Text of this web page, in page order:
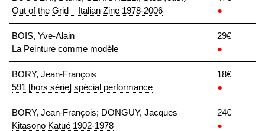
Out of the Grid – Italian Zine 1978-2006
●
BOIS, Yve-Alain
La Peinture comme modèle
29€
●
BORY, Jean-François
591 [hors série] spécial performance
18€
●
BORY, Jean-François; DONGUY, Jacques
Kitasono Katué 1902-1978
24€
●